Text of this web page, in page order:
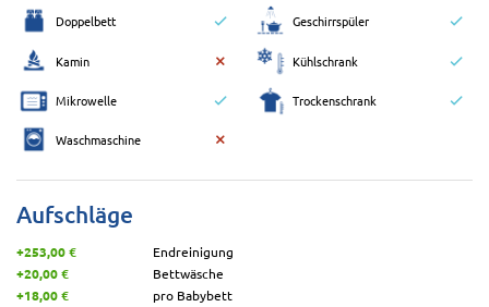
Doppelbett Geschirrspüler
Kamin Kühlschrank
Mikrowelle Trockenschrank
Waschmaschine
Aufschläge
+253,00 €
Endreinigung
+20,00 €
Bettwäsche
+18,00 €
pro Babybett